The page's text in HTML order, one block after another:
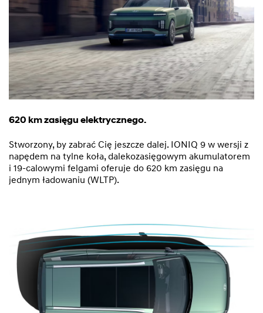
620 km zasięgu elektrycznego.
Stworzony, by zabrać Cię jeszcze dalej. IONIQ 9 w wersji z
napędem na tylne koła, dalekozasięgowym akumulatorem
i 19-calowymi felgami oferuje do 620 km zasięgu na
jednym ładowaniu (WLTP).